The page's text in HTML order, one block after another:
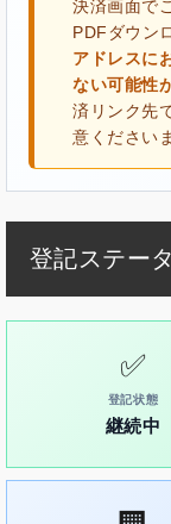
決済画面で
PDFダウン
アドレスに
ない可能性
済リンク先
意ください
登記ステー
✅
登記状態
継続中